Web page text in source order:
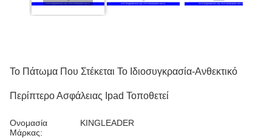
Το Πάτωμα Που Στέκεται Το Ιδιοσυγκρασία-Ανθεκτικό
Περίπτερο Ασφάλειας Ipad Τοποθετεί
Ονομασία
Μάρκας:
KINGLEADER